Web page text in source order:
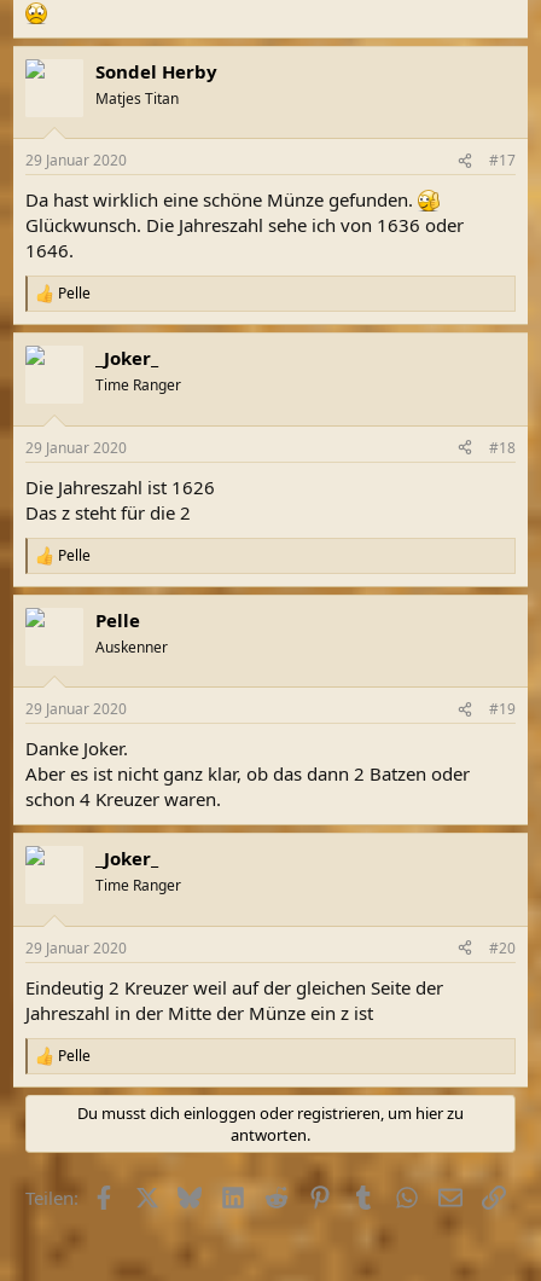
Sondel Herby
Matjes Titan
29 Januar 2020 #17
Da hast wirklich eine schöne Münze gefunden.
Glückwunsch. Die Jahreszahl sehe ich von 1636 oder
1646.
R
e
a
k
e
:
Pelle
_Joker_
Time Ranger
29 Januar 2020 #18
Die Jahreszahl ist 1626
Das z steht für die 2
R
e
a
k
e
:
Pelle
Pelle
Auskenner
29 Januar 2020 #19
Danke Joker.
Aber es ist nicht ganz klar, ob das dann 2 Batzen oder
schon 4 Kreuzer waren.
_Joker_
Time Ranger
29 Januar 2020 #20
Eindeutig 2 Kreuzer weil auf der gleichen Seite der
Jahreszahl in der Mitte der Münze ein z ist
R
e
a
i
n
Pelle
Du musst dich einloggen oder registrieren, um hier zu
antworten.
Teilen: FacebookX (Twitter)
BlueskyLinkedInReddit PinterestTumblrWhatsApp
E-MailLink